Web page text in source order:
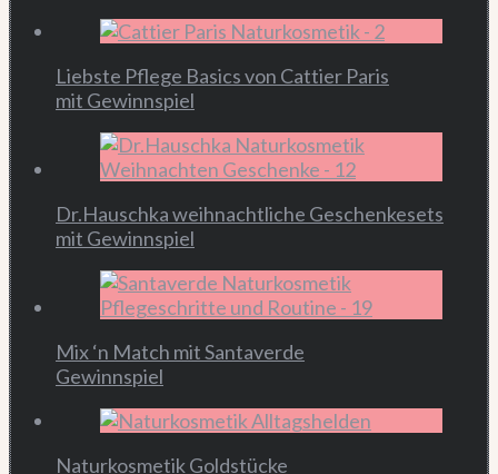
Liebste Pflege Basics von Cattier Paris
mit Gewinnspiel
Dr.Hauschka weihnachtliche Geschenkesets
mit Gewinnspiel
Mix ‘n Match mit Santaverde
Gewinnspiel
Naturkosmetik Goldstücke